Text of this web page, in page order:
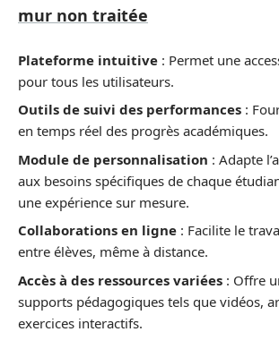
mur non traitée
Plateforme intuitive : Permet une
pour tous les utilisateurs.
Outils de suivi des performances :
en temps réel des progrès académiques.
Module de personnalisation : Adapte
aux besoins spécifiques de chaque
une expérience sur mesure.
Collaborations en ligne : Facilite le
entre élèves, même à distance.
Accès à des ressources variées : Offre
supports pédagogiques tels que vidéos,
exercices interactifs.